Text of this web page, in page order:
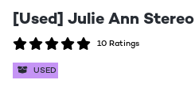
[Used] Julie Ann Stereo
10 Ratings
USED